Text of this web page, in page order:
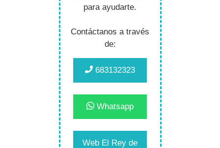
para ayudarte.
Contáctanos a través
de:
683132323
Whatsapp
Web El Rey de